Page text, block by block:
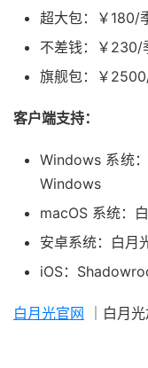
超大包：￥180/
不差钱：￥230/
旗舰包：￥
客户端支持：
Windows 系统
Windows
macOS 系统：
安卓系统：白月
iOS：
白月光官网 ｜白月